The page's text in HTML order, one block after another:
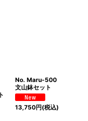
No. Maru-500
文山鉢セット
13,750円(税込)